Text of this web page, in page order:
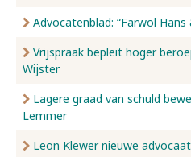
Advocatenblad: “Farwol Hans
Vrijspraak bepleit hoger
Wijster
Lagere graad van schuld
Lemmer
Leon Klewer nieuwe